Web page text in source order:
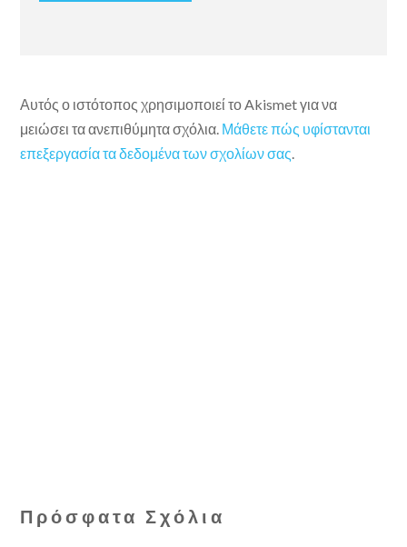
Αυτός ο ιστότοπος χρησιμοποιεί το Akismet για να
μειώσει τα ανεπιθύμητα σχόλια. Μάθετε πώς υφίστανται
επεξεργασία τα δεδομένα των σχολίων σας.
Πρόσφατα Σχόλια